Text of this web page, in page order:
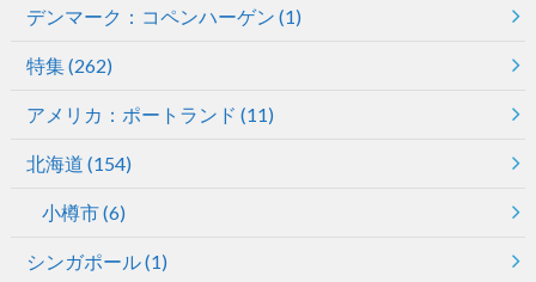
デンマーク：コペンハーゲン (1)
特集(262)
アメリカ：ポートランド (11)
北海道 (154)
小樽市(6)
シンガポール(1)